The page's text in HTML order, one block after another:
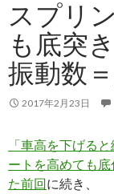
スプリ
も底突
振動数
2017年2月23日
「車高を下げる
ートを高めても
た前回に続き、